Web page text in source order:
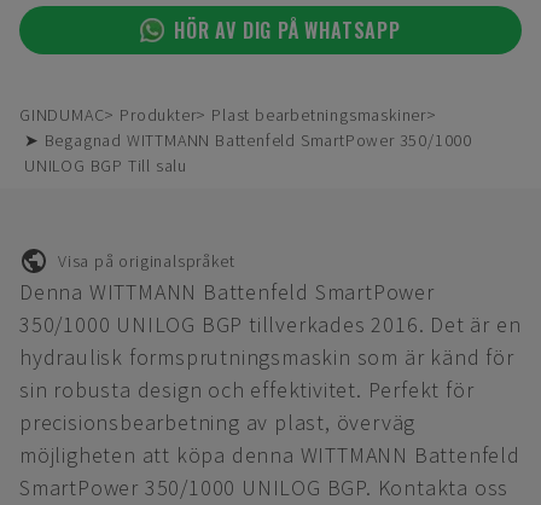
HÖR AV DIG PÅ WHATSAPP
GINDUMAC Produkter
Plast bearbetningsmaskiner
➤ Begagnad WITTMANN Battenfeld SmartPower 350/1000
UNILOG BGP Till salu
Visa på originalspråket
Denna WITTMANN Battenfeld SmartPower
350/1000 UNILOG BGP tillverkades 2016. Det är en
hydraulisk formsprutningsmaskin som är känd för
sin robusta design och effektivitet. Perfekt för
precisionsbearbetning av plast, överväg
möjligheten att köpa denna WITTMANN Battenfeld
SmartPower 350/1000 UNILOG BGP. Kontakta oss